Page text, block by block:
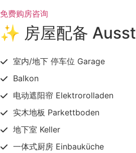
免费购房咨询
✨ 房屋配备
室内/地下 停车位 Garage
Balkon
电动遮阳帘 Elektrorolladen
实木地板 Parkettboden
地下室 Keller
一体式厨房 Einbauküche